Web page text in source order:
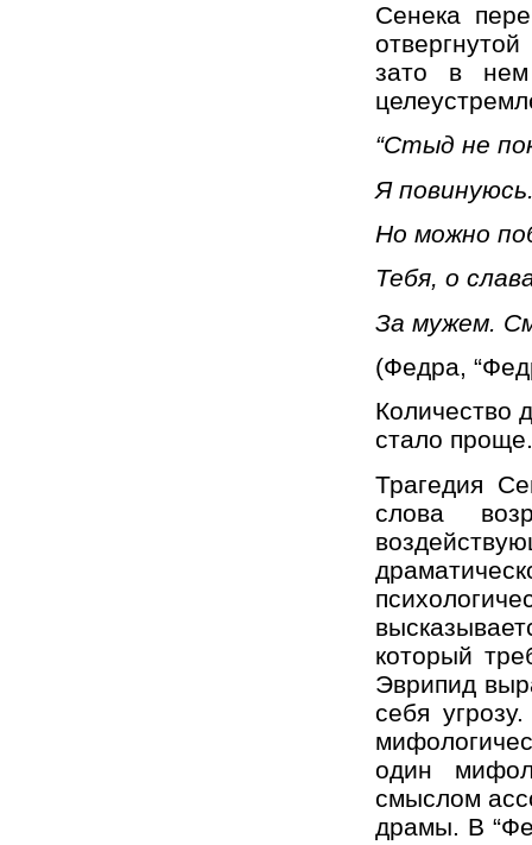
Сенека
зато в нем
“Стыд не
Я
Но можно
Тебя, о
За мужем.
(Федра,
Количество
стало проще.
Трагедия
слова
который
Эврипид
себя
один
смыслом
драмы. В